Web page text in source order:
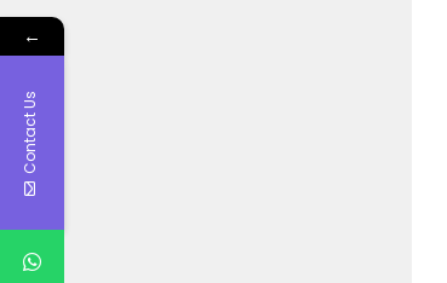
←
Contact Us